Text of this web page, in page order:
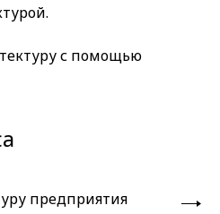
с помощью
предприятия